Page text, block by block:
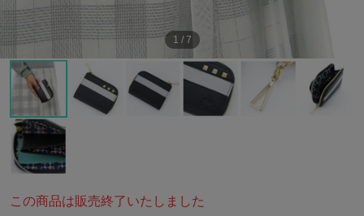
1 / 7
この商品は販売終了いたしました